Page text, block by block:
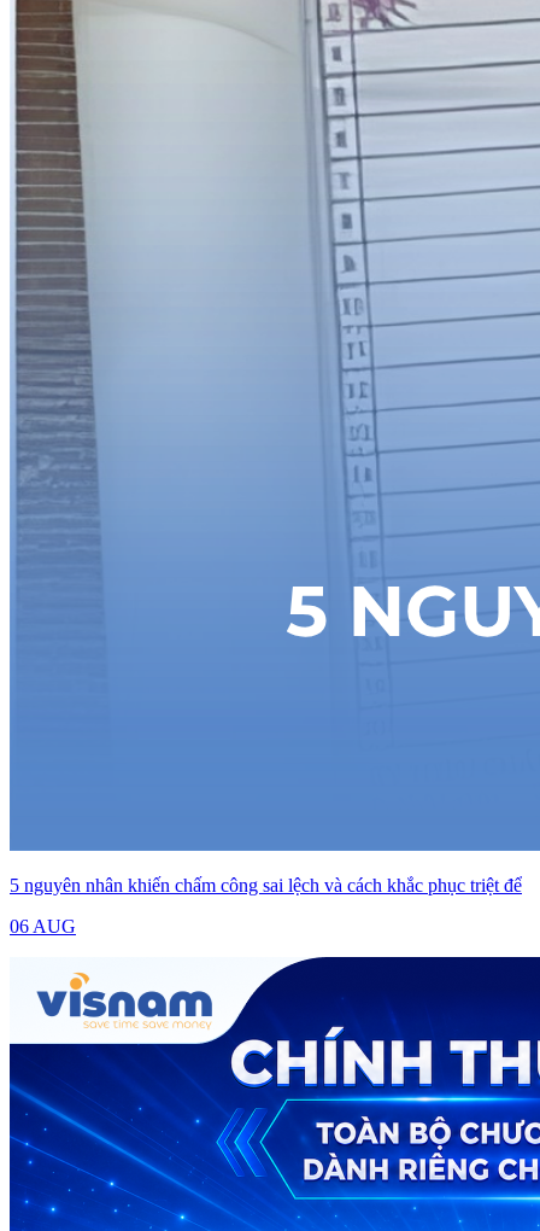
5 nguyên nhân khiến chấm công sai lệch và cách khắc phục triệt để
06 AUG